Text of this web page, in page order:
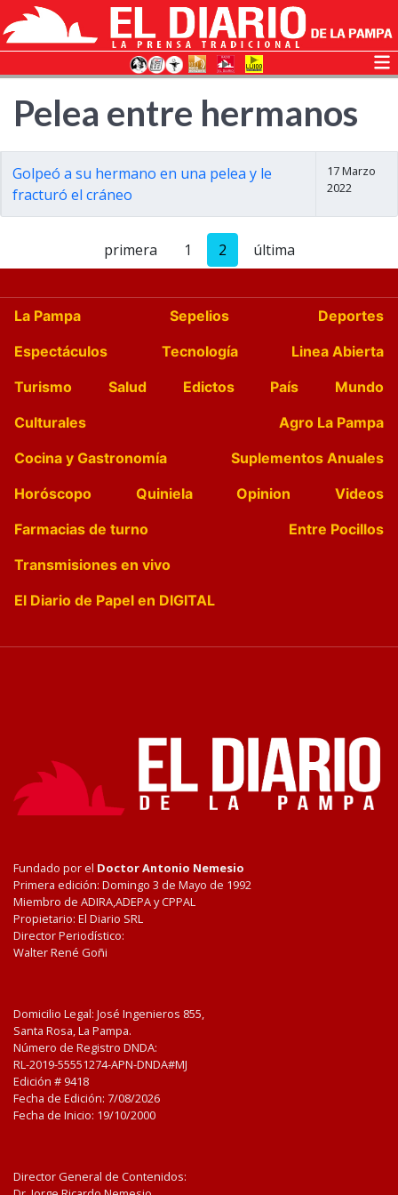
Pelea entre hermanos
Golpeó a su hermano en una pelea y le
fracturó el cráneo
17 Marzo
2022
primera 1 2 última
La Pampa Sepelios
Deportes
Espectáculos
Tecnología
Linea Abierta
Turismo
Salud Edictos País
Mundo
Culturales
Agro La Pampa
Cocina y Gastronomía
Suplementos Anuales
Horóscopo
Quiniela Opinion
Videos
Farmacias de turno
Entre Pocillos
Transmisiones en vivo
El Diario de Papel en DIGITAL
Fundado por el Doctor Antonio Nemesio
Primera edición: Domingo 3 de Mayo de 1992
Miembro de ADIRA,ADEPA y CPPAL
Propietario: El Diario SRL
Director Periodístico:
Walter René Goñi
Domicilio Legal: José Ingenieros 855,
Santa Rosa, La Pampa.
Número de Registro DNDA:
RL-2019-55551274-APN-DNDA#MJ
Edición # 9418
Fecha de Edición: 7/08/2026
Fecha de Inicio: 19/10/2000
Director General de Contenidos: